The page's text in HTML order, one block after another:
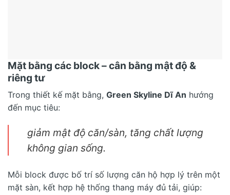
Mặt bằng các block – cân bằng mật độ &
riêng tư
Trong thiết kế mặt bằng, Green Skyline Dĩ An hướng
đến mục tiêu:
giảm mật độ căn/sàn, tăng chất lượng
không gian sống.
Mỗi block được bố trí số lượng căn hộ hợp lý trên một
mặt sàn, kết hợp hệ thống thang máy đủ tải, giúp: